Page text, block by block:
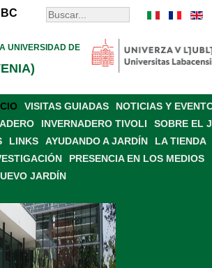
UNIVERSIDAD DE
VISITAS GUIADAS
NOTICIAS Y
INVERNADERO TIVOLI
SOBRE EL
LINKS AYUDANDO A JARDÍN
LA TIENDA
PRESENCIA EN LOS MEDIOS
JARDÍN